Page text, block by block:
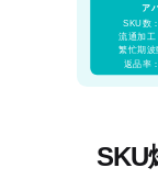
ア
SKU
流通加
繁忙期
返品率
SKU